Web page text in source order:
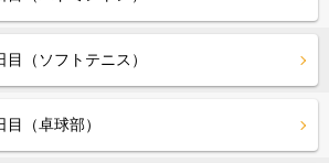
（ソフトテニス）
（卓球部）